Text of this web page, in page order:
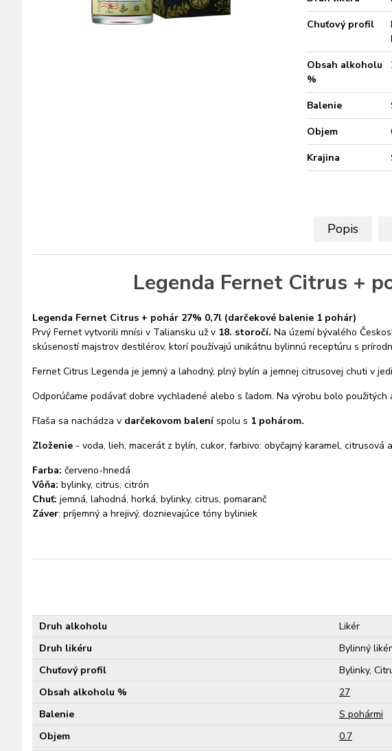
Chuťový profil
Obsah alkoholu
%
Balenie
Objem
Krajina
Popis
Legenda Fernet Citrus +
Legenda Fernet Citrus + pohár 27% 0,7l (darčekové balenie 1 pohár)
Prvý Fernet vytvorili mnísi v Taliansku už v 18. storočí. Na území bývalého
skúseností majstrov destilérov, ktorí používajú unikátnu bylinnú receptúru s
Fernet Citrus Legenda je jemný a lahodný, plný bylín a jemnej citrusovej chuti v
Odporúčame podávať dobre vychladené alebo s ľadom. Na výrobu bolo použitých
Fľaša sa nachádza v darčekovom baleníspolu s 1 pohárom.
Zloženie - voda, lieh, macerát z bylín, cukor, farbivo: obyčajný karamel, citrusová
Farba: červeno-hnedá
Vôňa: bylinky, citrus, citrón
Chuť: jemná, lahodná, horká, bylinky, citrus, pomaranč
Záver: príjemný a hrejivý, doznievajúce tóny byliniek
Druh alkoholu
Likér
Druh likéru
Bylinný
Chuťový profil
Bylinky,
Obsah alkoholu %
27
Balenie
S pohármi
Objem
0.7